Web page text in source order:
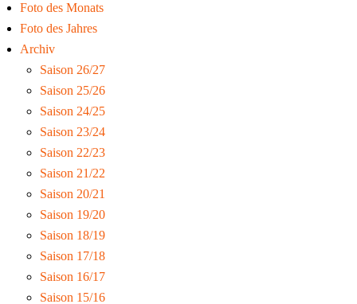
Foto des Monats
Foto des Jahres
Archiv
Saison 26/27
Saison 25/26
Saison 24/25
Saison 23/24
Saison 22/23
Saison 21/22
Saison 20/21
Saison 19/20
Saison 18/19
Saison 17/18
Saison 16/17
Saison 15/16